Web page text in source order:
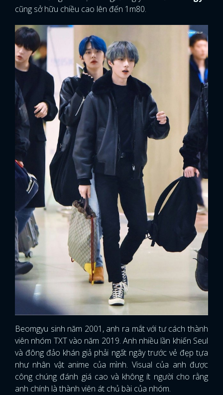
cũng sở hữu chiều cao lên đến 1m80.
Beomgyu sinh năm 2001, anh ra mắt với tư cách thành
viên nhóm TXT vào năm 2019. Anh nhiều lần khiến Seul
và đông đảo khán giả phải ngất ngây trước vẻ đẹp tựa
như nhân vật anime của mình. Visual của anh được
công chúng đánh giá cao và không ít người cho rằng
anh chính là thành viên át chủ bài của nhóm.